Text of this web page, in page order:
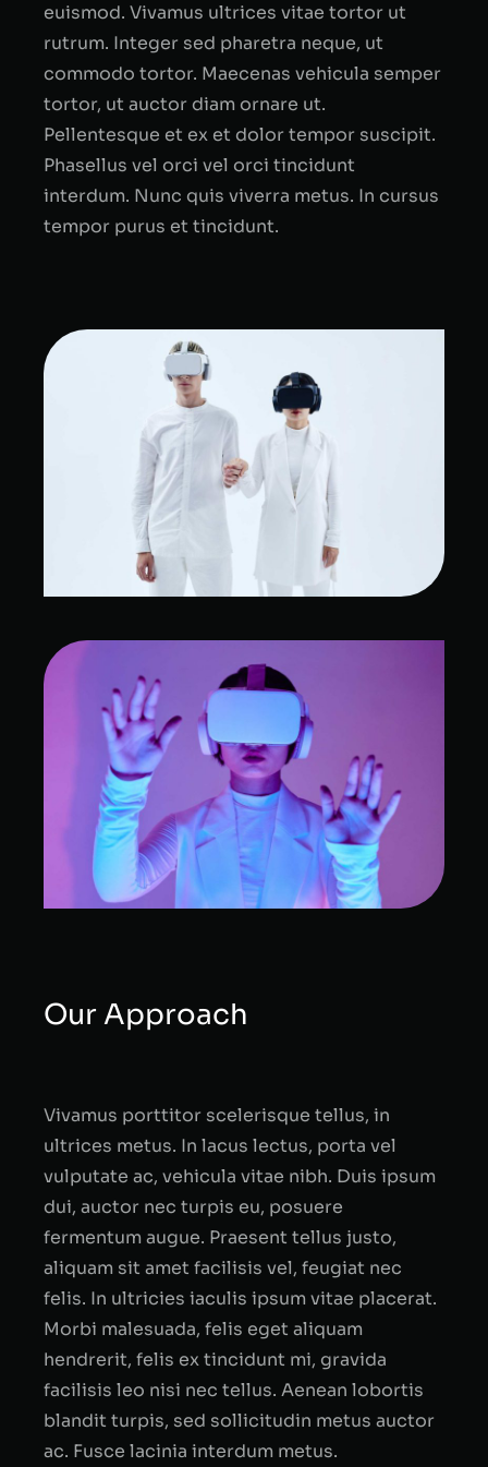
euismod. Vivamus ultrices vitae tortor ut
rutrum. Integer sed pharetra neque, ut
commodo tortor. Maecenas vehicula semper
tortor, ut auctor diam ornare ut.
Pellentesque et ex et dolor tempor suscipit.
Phasellus vel orci vel orci tincidunt
interdum. Nunc quis viverra metus. In cursus
tempor purus et tincidunt.
Our Approach
Vivamus porttitor scelerisque tellus, in
ultrices metus. In lacus lectus, porta vel
vulputate ac, vehicula vitae nibh. Duis ipsum
dui, auctor nec turpis eu, posuere
fermentum augue. Praesent tellus justo,
aliquam sit amet facilisis vel, feugiat nec
felis. In ultricies iaculis ipsum vitae placerat.
Morbi malesuada, felis eget aliquam
hendrerit, felis ex tincidunt mi, gravida
facilisis leo nisi nec tellus. Aenean lobortis
blandit turpis, sed sollicitudin metus auctor
ac. Fusce lacinia interdum metus.